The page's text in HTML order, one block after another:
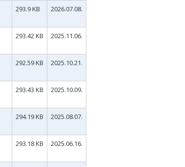
293.9 KB 2026.07.08.
293.42 KB 2025.11.06.
292.59 KB 2025.10.21.
293.43 KB 2025.10.09.
294.19 KB 2025.08.07.
293.18 KB 2025.06.16.